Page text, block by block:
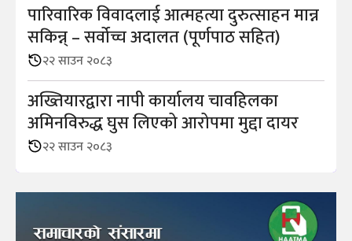
पारिवारिक विवादलाई आत्महत्या दुरुत्साहन मान्न
सकिन्न् – सर्वोच्च अदालत (पूर्णपाठ सहित)
२२ साउन २०८३
अख्तियारद्वारा नापी कार्यालय चावहिलका
अमिनविरुद्ध घुस लिएको आरोपमा मुद्दा दायर
२२ साउन २०८३